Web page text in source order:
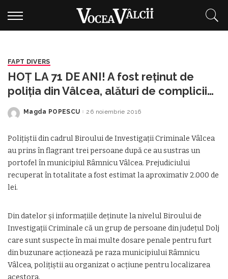
FAPT DIVERS
HOŢ LA 71 DE ANI! A fost reţinut de
poliţia din Vâlcea, alături de complicii
lui
Posted
Magda POPESCU 26 noiembrie 2016
Poliţiştii din cadrul Biroului de Investigaţii Criminale Vâlcea
au prins în flagrant trei persoane după ce au sustras un
portofel în municipiul Râmnicu Vâlcea. Prejudiciului
recuperat în totalitate a fost estimat la aproximativ 2.000 de
lei.
Din datelor şi informaţiile deţinute la nivelul Biroului de
Investigaţii Criminale că un grup de persoane din judeţul Dolj
care sunt suspecte în mai multe dosare penale pentru furt
din buzunare acţionează pe raza municipiului Râmnicu
Vâlcea, poliţiştii au organizat o acţiune pentru localizarea
acestora.